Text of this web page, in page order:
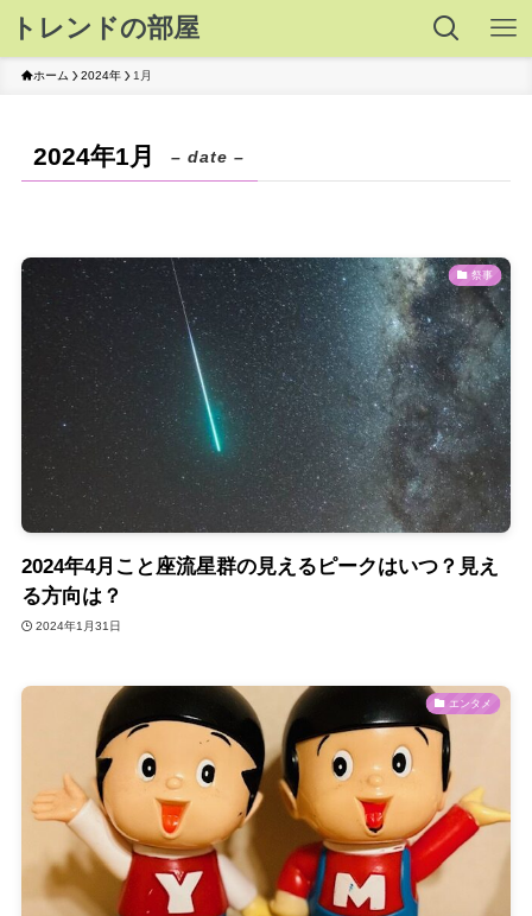
トレンドの部屋
ホーム 2024年 1月
2024年1月 – date –
祭事
2024年4月こと座流星群の見えるピークはいつ？見え
る方向は？
2024年1月31日
エンタメ